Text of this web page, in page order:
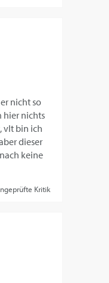
nicht so
hier nichts
vlt bin ich
dieser
keine
Kritik